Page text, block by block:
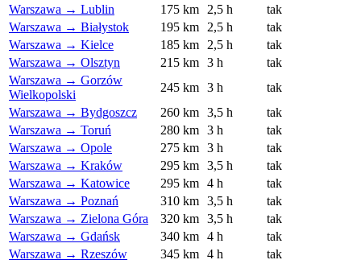
Warszawa → Lublin
175 km 2,5 h
tak
Warszawa → Białystok
195 km 2,5 h
tak
Warszawa → Kielce
185 km 2,5 h
tak
Warszawa → Olsztyn
215 km 3 h
tak
Warszawa → Gorzów
Wielkopolski
245 km 3 h
tak
Warszawa → Bydgoszcz
260 km 3,5 h
tak
Warszawa → Toruń
280 km 3 h
tak
Warszawa → Opole
275 km 3 h
tak
Warszawa → Kraków
295 km 3,5 h
tak
Warszawa → Katowice
295 km 4 h
tak
Warszawa → Poznań
310 km 3,5 h
tak
Warszawa → Zielona Góra
320 km 3,5 h
tak
Warszawa → Gdańsk
340 km 4 h
tak
Warszawa → Rzeszów
345 km 4 h
tak